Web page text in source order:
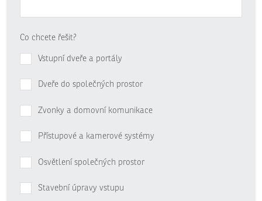
Co chcete řešit?
Vstupní dveře a portály
Dveře do společných prostor
Zvonky a domovní komunikace
Přístupové a kamerové systémy
Osvětlení společných prostor
Stavební úpravy vstupu